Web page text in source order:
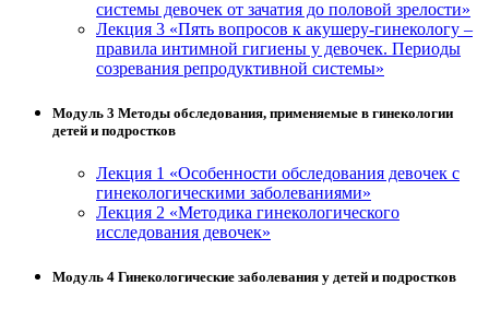
системы девочек от зачатия до половой зрелости»
Лекция 3 «Пять вопросов к акушеру-гинекологу –
правила интимной гигиены у девочек. Периоды
созревания репродуктивной системы»
Модуль 3 Методы обследования, применяемые в гинекологии
детей и подростков
Лекция 1 «Особенности обследования девочек с
гинекологическими заболеваниями»
Лекция 2 «Методика гинекологического
исследования девочек»
Модуль 4 Гинекологические заболевания у детей и подростков